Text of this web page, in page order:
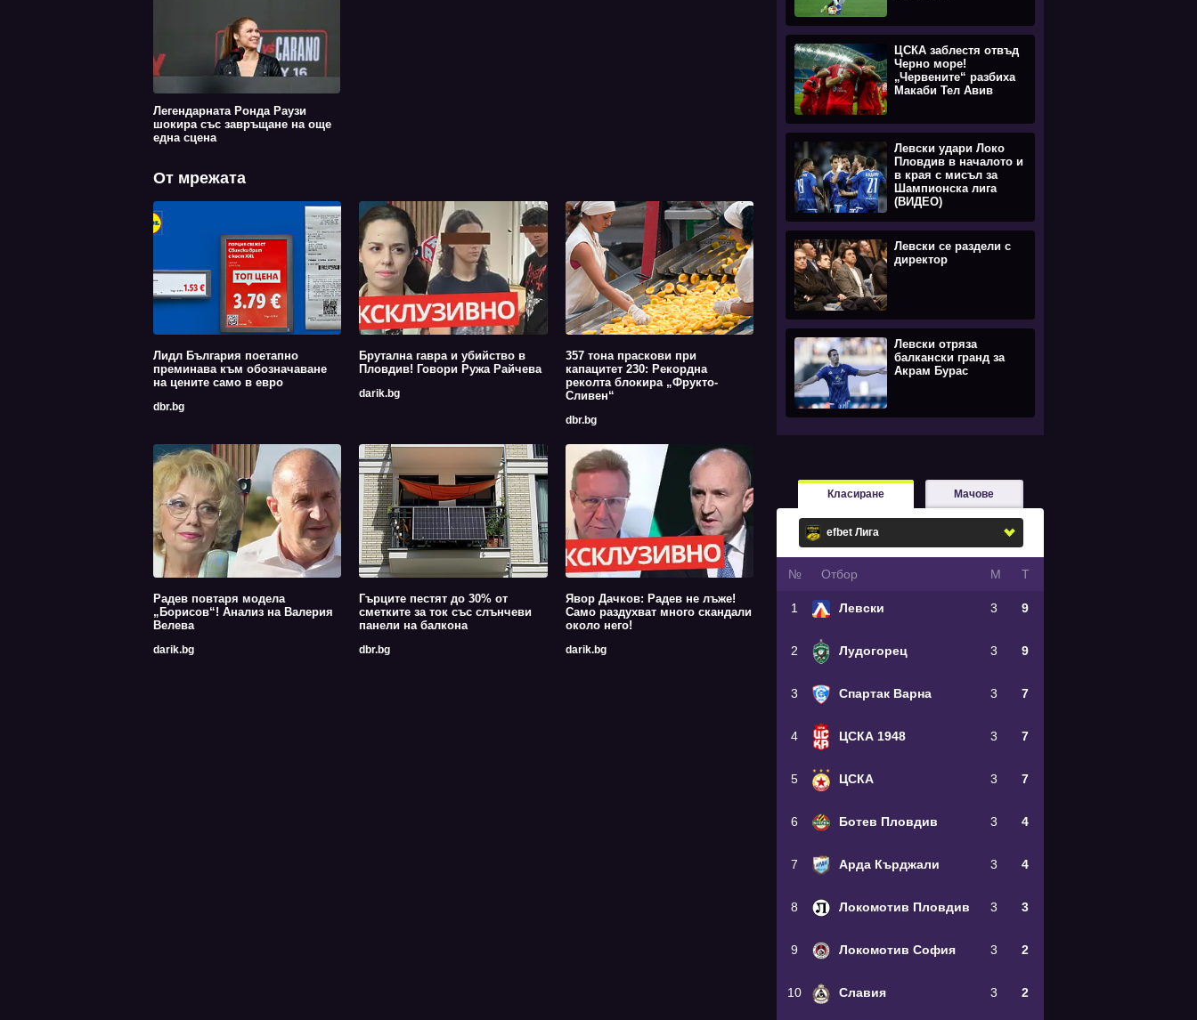
Легендарната Ронда Раузи
шокира със завръщане на още
една сцена
От мрежата
Лидл България поетапно
преминава към обозначаване
на цените само в евро
dbr.bg
Брутална гавра и убийство в
Пловдив! Говори Ружа Райчева
darik.bg
357 тона праскови при
капацитет 230: Рекордна
реколта блокира „Фрукто-
Сливен“
dbr.bg
Радев повтаря модела
„Борисов“! Анализ на Валерия
Велева
darik.bg
Гърците пестят до 30% от
сметките за ток със слънчеви
панели на балкона
dbr.bg
Явор Дачков: Радев не лъже!
Само раздухват много скандали
около него!
darik.bg
ЦСКА заблестя отвъд
Черно море!
„Червените“ разбиха
Макаби Тел Авив
Левски удари Локо
Пловдив в началото и
в края с мисъл за
Шампионска лига
(ВИДЕО)
Левски се раздели с
директор
Левски отряза
балкански гранд за
Акрам Бурас
Класиране Мачове
№ Oтбор М Т
1 Левски 3 9
2 Лудогорец 3 9
3 Спартак Варна 3 7
4 ЦСКА 1948 3 7
5 ЦСКА 3 7
6 Ботев Пловдив 3 4
7 Арда Кърджали 3 4
8 Локомотив Пловдив 3 3
9 Локомотив София 3 2
10 Славия 3 2